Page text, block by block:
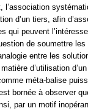
d’un tiers, afin
qui peuvent
de soumettre
entre les
d’utilisation
méta-balise
bornée à observer
par un motif